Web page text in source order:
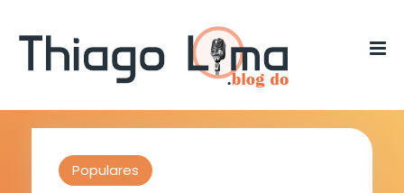
Populares